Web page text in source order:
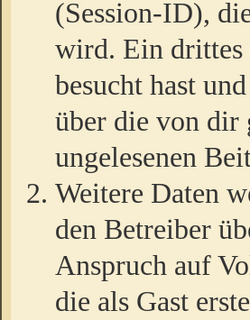
(Session-ID),
wird. Ein drittes
besucht hast
über die von dir
ungelesenen
Weitere Daten
den Betreiber
Anspruch auf
die als Gast